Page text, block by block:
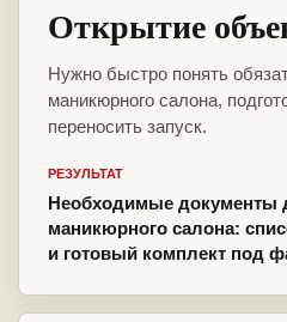
Открытие
Нужно быстро понять
маникюрного салона,
переносить запуск.
РЕЗУЛЬТАТ
Необходимые документы
маникюрного салона:
и готовый комплект под